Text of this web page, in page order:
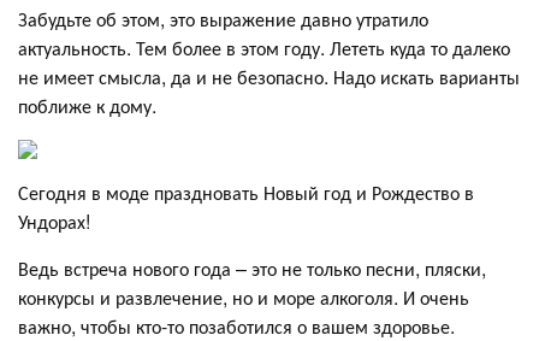
Забудьте об этом, это выражение давно утратило
актуальность. Тем более в этом году. Лететь куда то далеко
не имеет смысла, да и не безопасно. Надо искать варианты
поближе к дому.
Сегодня в моде праздновать Новый год и Рождество в
Ундорах!
Ведь встреча нового года – это не только песни, пляски,
конкурсы и развлечение, но и море алкоголя. И очень
важно, чтобы кто-то позаботился о вашем здоровье.